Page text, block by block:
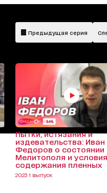
Предыдущая серия
Пытки, истязания и
издевательства: Иван
Федоров о состоянии
Мелитополя и
содержания пленных
2023 1 выпуск